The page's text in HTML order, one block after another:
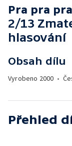
Pra pra
2/13
hlasování
Obsah dílu
Vyrobeno 2000 •
Přehled